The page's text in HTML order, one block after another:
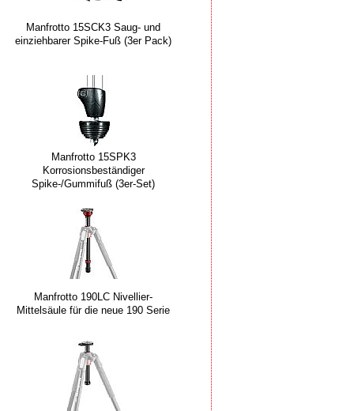
Manfrotto 15SCK3 Saug- und
einziehbarer Spike-Fuß (3er Pack)
Manfrotto 15SPK3
Korrosionsbeständiger
Spike-/Gummifuß (3er-Set)
Manfrotto 190LC Nivellier-
Mittelsäule für die neue 190 Serie